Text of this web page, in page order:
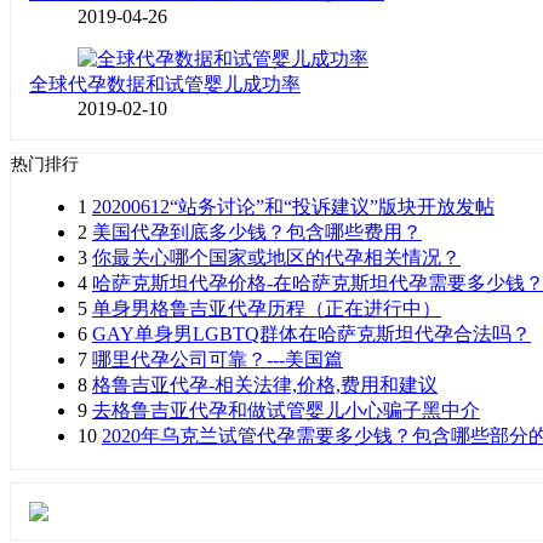
2019-04-26
全球代孕数据和试管婴儿成功率
2019-02-10
热门排行
1 20200612“站务讨论”和“投诉建议”版块开放发帖
2 美国代孕到底多少钱？包含哪些费用？
3 你最关心哪个国家或地区的代孕相关情况？
4 哈萨克斯坦代孕价格-在哈萨克斯坦代孕需要多少钱？
5 单身男格鲁吉亚代孕历程（正在进行中）
6 GAY单身男LGBTQ群体在哈萨克斯坦代孕合法吗？
7 哪里代孕公司可靠？---美国篇
8 格鲁吉亚代孕-相关法律,价格,费用和建议
9 去格鲁吉亚代孕和做试管婴儿小心骗子黑中介
10 2020年乌克兰试管代孕需要多少钱？包含哪些部分